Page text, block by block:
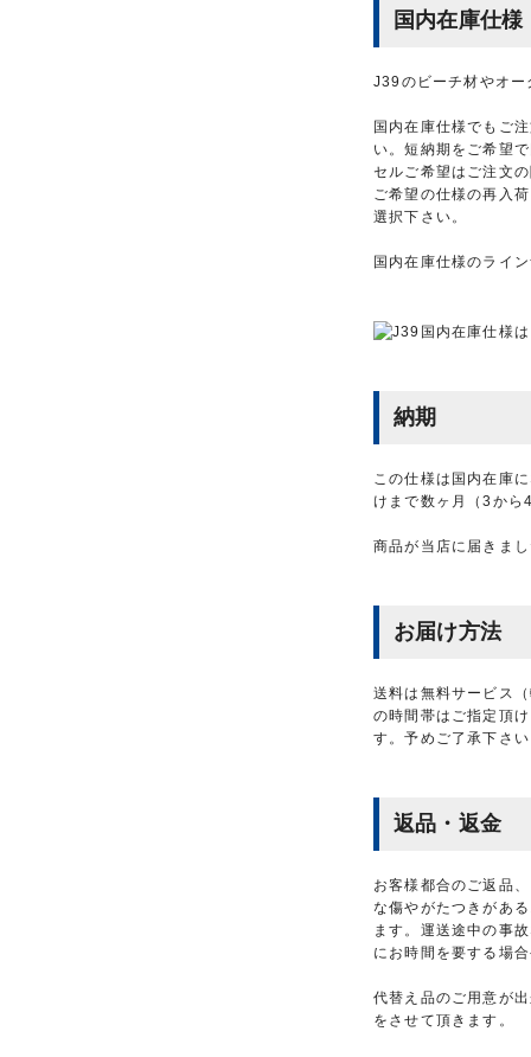
国内在庫仕様
J39のビーチ材やオー
国内在庫仕様でもご
い。短納期をご希望
セルご希望はご注文
ご希望の仕様の再入
選択下さい。
国内在庫仕様のライ
納期
この仕様は国内在庫
けまで数ヶ月（3から
商品が当店に届きま
お届け方法
送料は無料サービス
の時間帯はご指定頂
す。予めご了承下さ
返品・返金
お客様都合のご返品
な傷やがたつきがあ
ます。運送途中の事
にお時間を要する場
代替え品のご用意が
をさせて頂きます。